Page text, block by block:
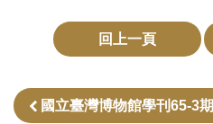
語
sa
Ind
on
Tiế
ng
回上一頁
國立臺灣博物館學刊65-3期